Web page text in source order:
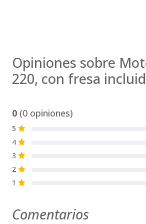
Opiniones sobre
220, con fresa
0 (0 opiniones)
5 S
4 S
3 S
2 S
1 S
Comentarios